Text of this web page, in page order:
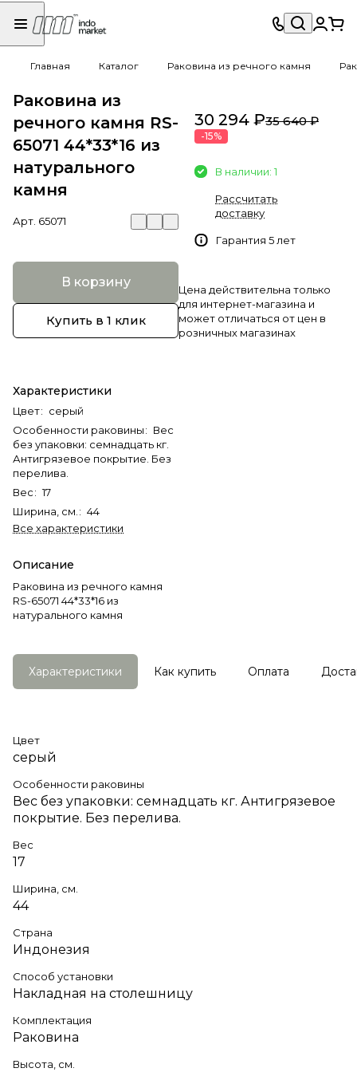
Главная Каталог Раковина из речного камня
Раковина из
речного камня RS-
65071 44*33*16 из
натурального
камня
Арт. 65071
В корзину
Купить в 1 клик
Характеристики
Цвет: серый
Особенности раковины: Вес
без упаковки: семнадцать кг.
Антигрязевое покрытие. Без
перелива.
Вес: 17
Ширина, см. : 44
Все характеристики
Описание
Раковина из речного камня
RS-65071 44*33*16 из
натурального камня
30 294 ₽35 640 ₽
-15%
В наличии: 1
Рассчитать
доставку
Гарантия 5 лет
Цена действительна только
для интернет-магазина и
может отличаться от цен в
розничных магазинах
Характеристики Как купить Оплата
Цвет
серый
Особенности раковины
Вес без упаковки: семнадцать кг. Антигрязевое
покрытие. Без перелива.
Вес
17
Ширина, см.
44
Страна
Индонезия
Способ установки
Накладная на столешницу
Комплектация
Раковина
Высота, см.